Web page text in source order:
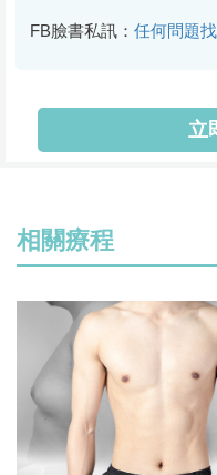
FB臉書私訊： 任何問題
立
相關療程